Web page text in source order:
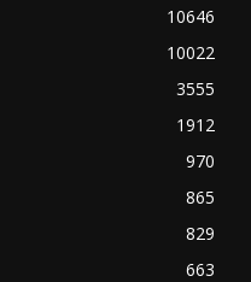
10646
10022
3555
1912
970
865
829
663